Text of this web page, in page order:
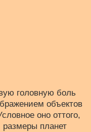
головную боль
объектов
оно оттого,
размеры планет